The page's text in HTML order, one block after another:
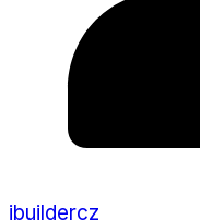
ibuildercz